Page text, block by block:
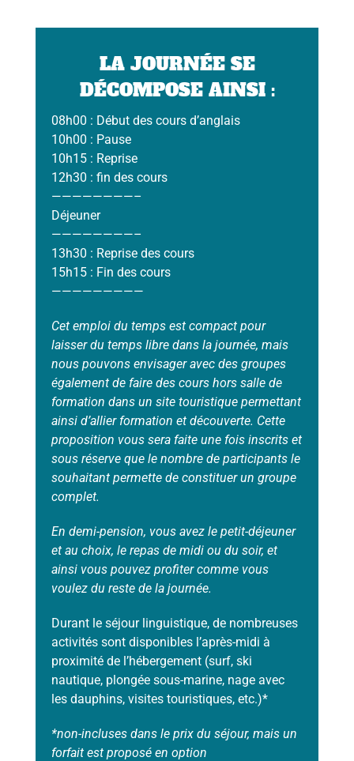
LA JOURNÉE SE
DÉCOMPOSE AINSI :
08h00 : Début des cours d’anglais
10h00 : Pause
10h15 : Reprise
12h30 : fin des cours
————————–
Déjeuner
————————–
13h30 : Reprise des cours
15h15 : Fin des cours
—————————
Cet emploi du temps est compact pour
laisser du temps libre dans la journée, mais
nous pouvons envisager avec des groupes
également de faire des cours hors salle de
formation dans un site touristique permettant
ainsi d’allier formation et découverte. Cette
proposition vous sera faite une fois inscrits et
sous réserve que le nombre de participants le
souhaitant permette de constituer un groupe
complet.
En demi-pension, vous avez le petit-déjeuner
et au choix, le repas de midi ou du soir, et
ainsi vous pouvez profiter comme vous
voulez du reste de la journée.
Durant le séjour linguistique, de nombreuses
activités sont disponibles l’après-midi à
proximité de l’hébergement (surf, ski
nautique, plongée sous-marine, nage avec
les dauphins, visites touristiques, etc.)*
*non-incluses dans le prix du séjour, mais un
forfait est proposé en option